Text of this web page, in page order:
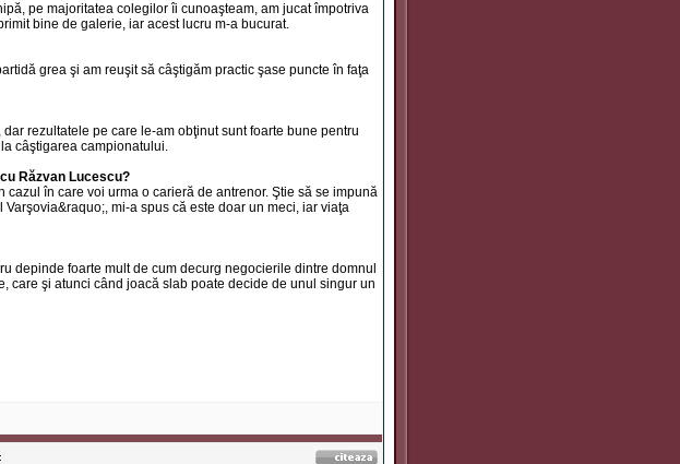
pe majoritatea colegilor îi cunoaşteam, am jucat împotriva
bine de galerie, iar acest lucru m-a bucurat.
grea şi am reuşit să câştigăm practic şase puncte în faţa
rezultatele pe care le-am obţinut sunt foarte bune pentru
câştigarea campionatului.
Răzvan Lucescu?
în care voi urma o carieră de antrenor. Ştie să se impună
mi-a spus că este doar un meci, iar viaţa
depinde foarte mult de cum decurg negocierile dintre domnul
care şi atunci când joacă slab poate decide de unul singur un